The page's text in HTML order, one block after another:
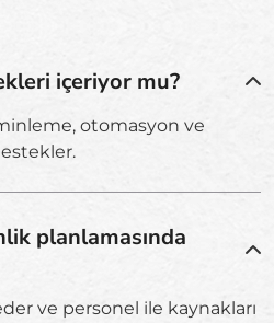
içeriyor mu?
otomasyon ve
planlamasında
ve personel ile kaynakları